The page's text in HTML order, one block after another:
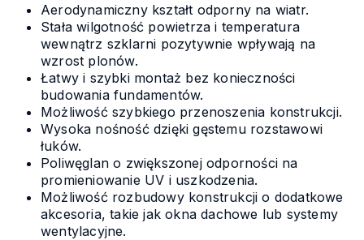
Aerodynamiczny kształt odporny na wiatr.
Stała wilgotność powietrza i temperatura
wewnątrz szklarni pozytywnie wpływają na
wzrost plonów.
Łatwy i szybki montaż bez konieczności
budowania fundamentów.
Możliwość szybkiego przenoszenia konstrukcji.
Wysoka nośność dzięki gęstemu rozstawowi
łuków.
Poliwęglan o zwiększonej odporności na
promieniowanie UV i uszkodzenia.
Możliwość rozbudowy konstrukcji o dodatkowe
akcesoria, takie jak okna dachowe lub systemy
wentylacyjne.